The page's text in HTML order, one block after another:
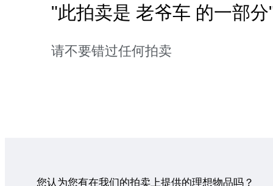
"此拍卖是 老爷车 的一部分
请不要错过任何拍卖
您认为您有在我们的拍卖上提供的理想物品吗？